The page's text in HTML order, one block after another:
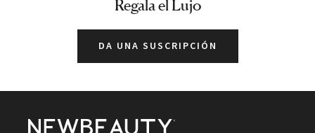
Regala el Lujo
DA UNA SUSCRIPCIÓN